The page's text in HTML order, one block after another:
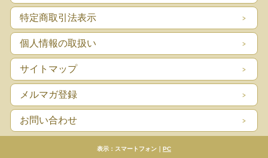
特定商取引法表示
個人情報の取扱い
サイトマップ
メルマガ登録
お問い合わせ
表示：スマートフォン｜ PC